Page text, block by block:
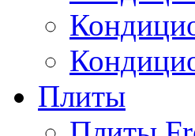
Плиты